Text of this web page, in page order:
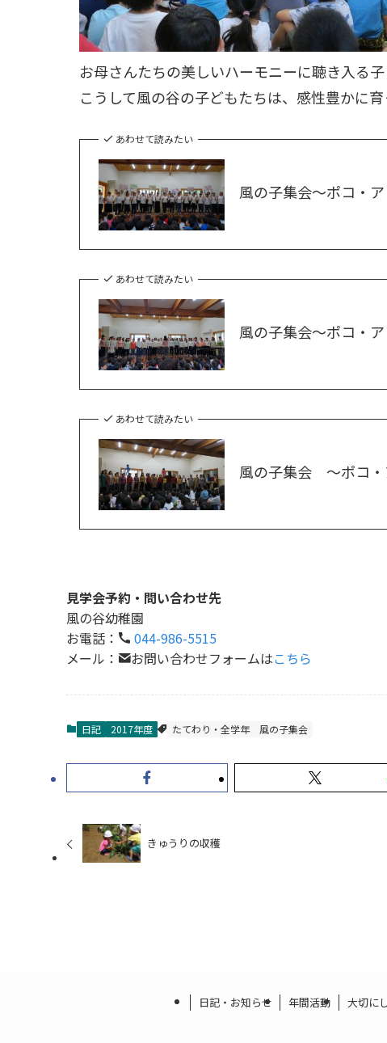
お母さんたちの美しいハーモニーに聴き入る子
こうして風の谷の子どもたちは、感性豊かに育
あわせて読みたい
風の子集会～ポコ・
あわせて読みたい
風の子集会～ポコ・
あわせて読みたい
風の子集会 ～ポコ
見学会予約・問い合わせ先
風の谷幼稚園
お電話：
044-986-5515
メール：
お問い合わせフォームはこちら
日記 2017年度 たてわり・全学年 風の子集会
きゅうりの収穫
日記・お知らせ 年間活動 大切に